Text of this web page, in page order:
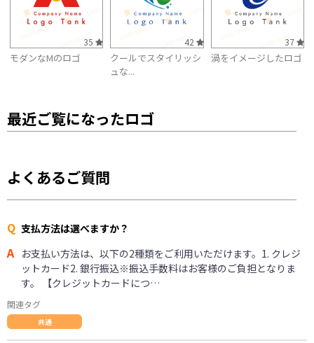
35
モダンなMのロゴ
42
クールでスタイリッシ
ュな...
37
渦をイメージしたロゴ
最近ご覧になったロゴ
よくあるご質問
Q 支払方法は選べますか？
A お支払い方法は、以下の2種類をご利用いただけます。1. クレジ
ットカード2. 銀行振込※振込手数料はお客様のご負担となりま
す。 【クレジットカードにつ…
関連タグ
共通